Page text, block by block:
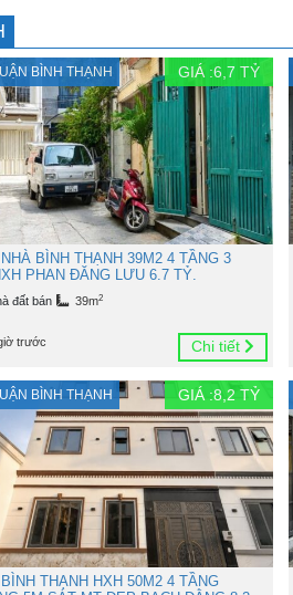
BÌNH THẠNH GIÁ :6,7 TỶ
BÌNH THẠNH 39M2 4 TẦNG 3
PHAN ĐĂNG LƯU 6.7 TỶ.
đất bán 39m2
trước Chi tiết
BÌNH THẠNH GIÁ :8,2 TỶ
THẠNH HXH 50M2 4 TẦNG